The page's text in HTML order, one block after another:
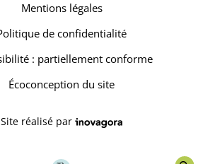
Mentions légales
de confidentialité
: partiellement conforme
Écoconception du site
Site réalisé parInovagora (ouverture dans un